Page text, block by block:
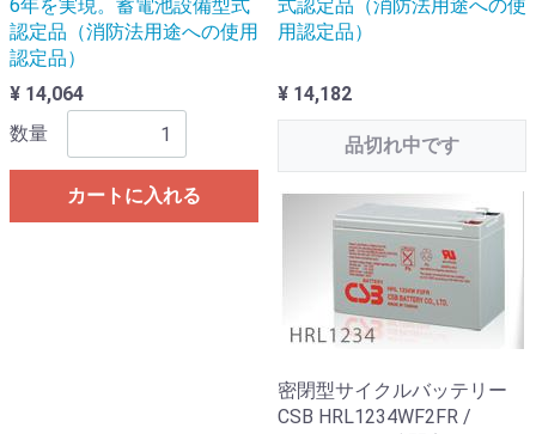
6年を実現。蓄電池設備型式
認定品（消防法用途への使用
認定品）
¥ 14,064
数量
カートに入れる
式認定品（消防法用途への使
用認定品）
¥ 14,182
品切れ中です
密閉型サイクルバッテリー
CSB HRL1234WF2FR /